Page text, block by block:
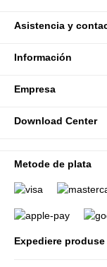
Asistencia y
Información
Empresa
Download Center
Metode de plata
Expediere produse